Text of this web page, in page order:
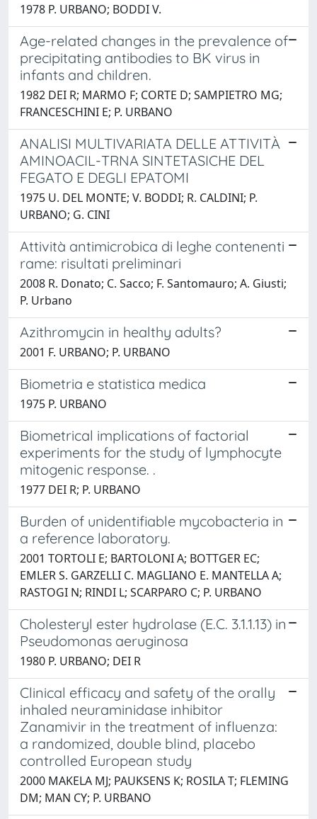
1978 P. URBANO; BODDI V.
Age-related changes in the prevalence of
precipitating antibodies to BK virus in
infants and children.
1982 DEI R; MARMO F; CORTE D; SAMPIETRO MG;
FRANCESCHINI E; P. URBANO
ANALISI MULTIVARIATA DELLE ATTIVITÀ
AMINOACIL-TRNA SINTETASICHE DEL
FEGATO E DEGLI EPATOMI
1975 U. DEL MONTE; V. BODDI; R. CALDINI; P.
URBANO; G. CINI
Attività antimicrobica di leghe contenenti
rame: risultati preliminari
2008 R. Donato; C. Sacco; F. Santomauro; A. Giusti;
P. Urbano
Azithromycin in healthy adults?
2001 F. URBANO; P. URBANO
Biometria e statistica medica
1975 P. URBANO
Biometrical implications of factorial
experiments for the study of lymphocyte
mitogenic response. .
1977 DEI R; P. URBANO
Burden of unidentifiable mycobacteria in
a reference laboratory.
2001 TORTOLI E; BARTOLONI A; BOTTGER EC;
EMLER S. GARZELLI C. MAGLIANO E. MANTELLA A;
RASTOGI N; RINDI L; SCARPARO C; P. URBANO
Cholesteryl ester hydrolase (E.C. 3.1.1.13) in
Pseudomonas aeruginosa
1980 P. URBANO; DEI R
Clinical efficacy and safety of the orally
inhaled neuraminidase inhibitor
Zanamivir in the treatment of influenza:
a randomized, double blind, placebo
controlled European study
2000 MAKELA MJ; PAUKSENS K; ROSILA T; FLEMING
DM; MAN CY; P. URBANO